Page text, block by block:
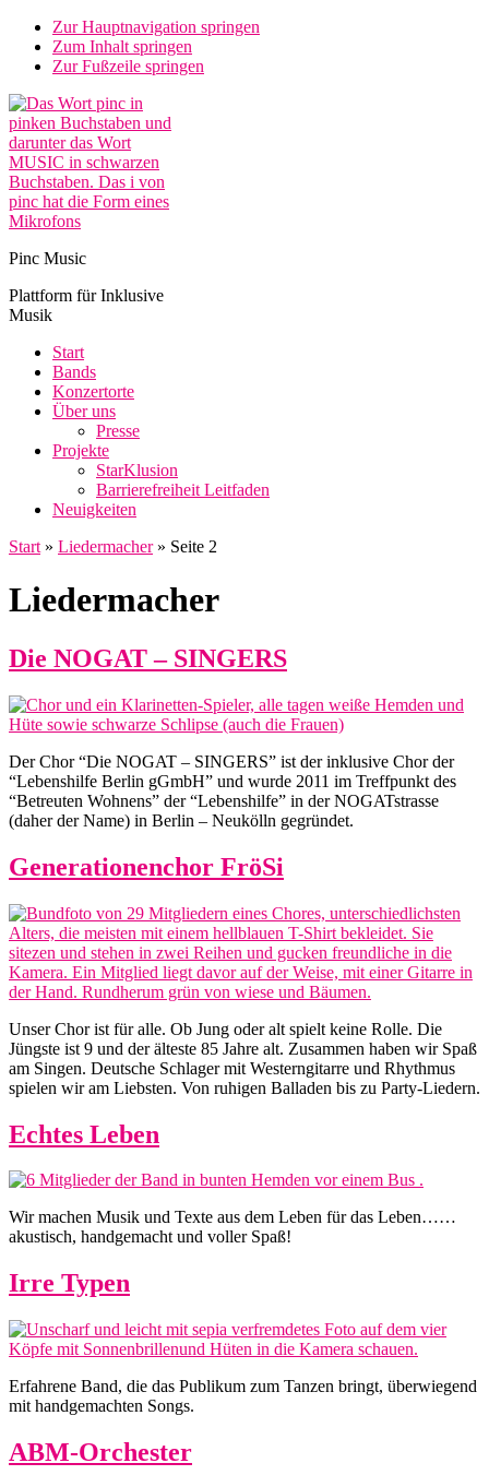
Zur Hauptnavigation springen
Zum Inhalt springen
Zur Fußzeile springen
Pinc Music
Plattform für Inklusive
Musik
Start
Bands
Konzertorte
Über uns
Presse
Projekte
StarKlusion
Barrierefreiheit Leitfaden
Neuigkeiten
Start » Liedermacher» Seite 2
Liedermacher
Die NOGAT – SINGERS
Der Chor “Die NOGAT – SINGERS” ist der inklusive Chor der
“Lebenshilfe Berlin gGmbH” und wurde 2011 im Treffpunkt des
“Betreuten Wohnens” der “Lebenshilfe” in der NOGATstrasse
(daher der Name) in Berlin – Neukölln gegründet.
Generationenchor FröSi
Unser Chor ist für alle. Ob Jung oder alt spielt keine Rolle. Die
Jüngste ist 9 und der älteste 85 Jahre alt. Zusammen haben wir Spaß
am Singen. Deutsche Schlager mit Westerngitarre und Rhythmus
spielen wir am Liebsten. Von ruhigen Balladen bis zu Party-Liedern.
Echtes Leben
Wir machen Musik und Texte aus dem Leben für das Leben……
akustisch, handgemacht und voller Spaß!
Irre Typen
Erfahrene Band, die das Publikum zum Tanzen bringt, überwiegend
mit handgemachten Songs.
ABM-Orchester